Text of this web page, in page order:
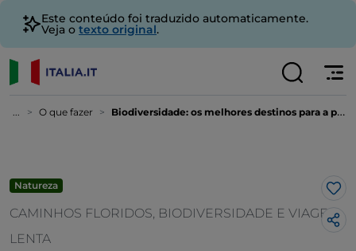
Este conteúdo foi traduzido automaticamente.
Veja o texto original.
... O que fazer Biodiversidade: os melhores destinos para a primavera entre natureza e tradição
Natureza
CAMINHOS FLORIDOS, BIODIVERSIDADE E VIAGEM
LENTA